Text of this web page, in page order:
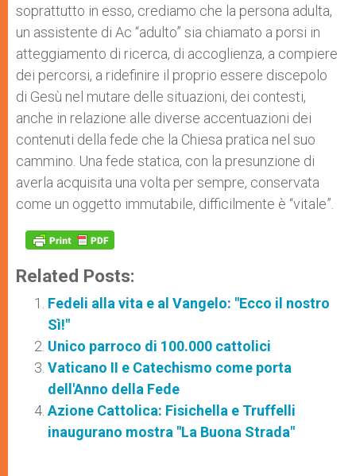
soprattutto in esso, crediamo che la persona adulta,
un assistente di Ac “adulto” sia chiamato a porsi in
atteggiamento di ricerca, di accoglienza, a compiere
dei percorsi, a ridefinire il proprio essere discepolo
di Gesù nel mutare delle situazioni, dei contesti,
anche in relazione alle diverse accentuazioni dei
contenuti della fede che la Chiesa pratica nel suo
cammino. Una fede statica, con la presunzione di
averla acquisita una volta per sempre, conservata
come un oggetto immutabile, difficilmente è “vitale”.
Related Posts:
Fedeli alla vita e al Vangelo: "Ecco il nostro
Sì!"
Unico parroco di 100.000 cattolici
Vaticano II e Catechismo come porta
dell'Anno della Fede
Azione Cattolica: Fisichella e Truffelli
inaugurano mostra "La Buona Strada"